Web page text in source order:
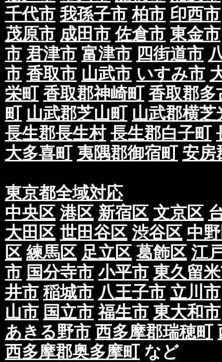
千代市 我孫子市 柏市 印西市
茂原市 成田市 佐倉市 東金市
市 君津市 富津市 四街道市
市 香取市 山武市 いすみ市
栄町 香取郡神崎町 香取郡多
町 山武郡芝山町 山武郡横芝
長生郡長生村 長生郡白子町
大多喜町 夷隅郡御宿町 安房
東京都全域対応
中央区 港区 新宿区 文京区
大田区 世田谷区 渋谷区 中
区 練馬区 足立区 葛飾区 江
市 国分寺市 小平市 東久留
井市 稲城市 八王子市 立川市
山市 国立市 福生市 東大和市
あきる野市 西多摩郡瑞穂町
西多摩郡奥多摩町など